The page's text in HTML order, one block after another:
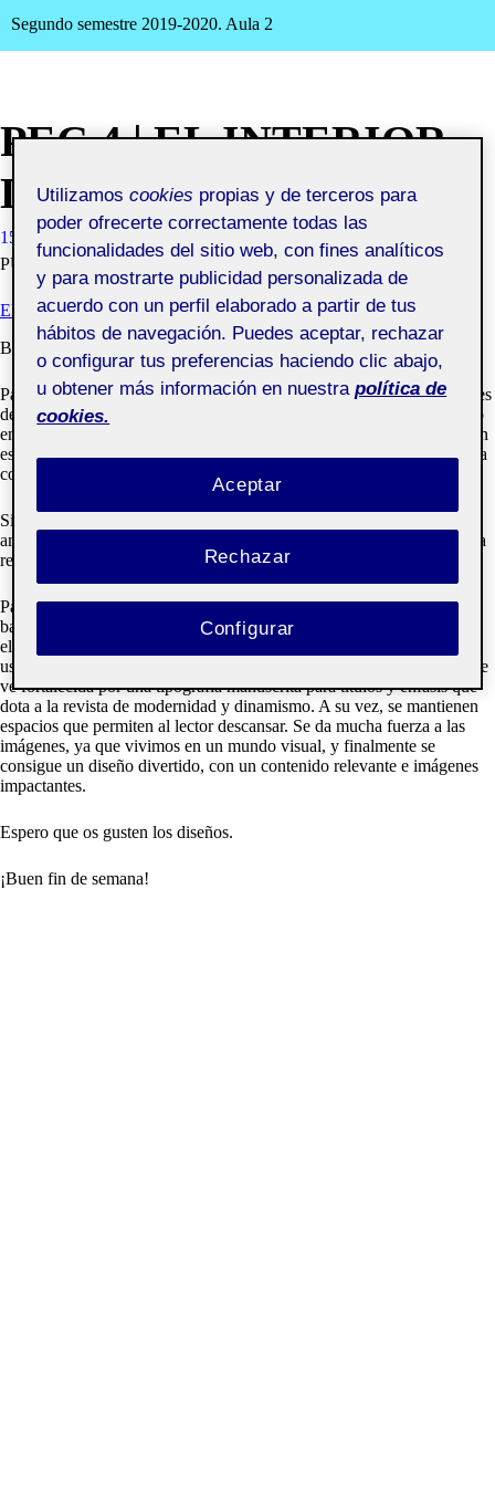
Segundo semestre 2019-2020. Aula 2
PEC 4 | EL INTERIOR
DE LA PUBLICACIÓN
15 MAYO, 2020
VISIBILIDAD:
PÚBLICA
EL INTERIOR DE LA PUBLICACIÓN
Buenas tardes a todos,
Para esta propuesta de arte final de los diseños de las páginas interiores
de Egeria Magazine, ambos de la revista y el díptico, se ha mantenido
en gran medida el diseño de las anteriores propuestas, fortaleciendo en
este caso el uso de elementos comunes que nos permitirán mantener la
cohesión y continuidad entre los diferentes números.
Sin embargo, también podemos ver un fuerte carácter de la cultura
americana que se diferenciará de las siguientes ediciones, dotando a la
revista de dinamismo y variedad sin perder la esencia de Egeria.
Para mantener la jerarquía visual, se han establecido unas retículas de
base fuertes que permiten movimiento jerarquizado entre los
elementos. Esto se ve potenciado por la gama de colores seguida y el
uso de tipografías modernas sin serifas como base para el texto, que se
ve fortalecida por una tipografía manuscrita para títulos y enfásis que
dota a la revista de modernidad y dinamismo. A su vez, se mantienen
espacios que permiten al lector descansar. Se da mucha fuerza a las
imágenes, ya que vivimos en un mundo visual, y finalmente se
consigue un diseño divertido, con un contenido relevante e imágenes
impactantes.
Espero que os gusten los diseños.
¡Buen fin de semana!
Utilizamoscookies propias y de terceros para
poder ofrecerte correctamente todas las
funcionalidades del sitio web, con fines analíticos
y para mostrarte publicidad personalizada de
acuerdo con un perfil elaborado a partir de tus
hábitos de navegación. Puedes aceptar, rechazar
o configurar tus preferencias haciendo clic abajo,
u obtener más información en nuestra política de
cookies.
Rechazar
Aceptar
Configurar